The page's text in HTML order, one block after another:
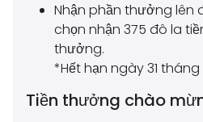
Nhận phần thưởng lên
chọn nhận 375 đô la
thưởng.
*Hết hạn ngày 31 tháng
Tiền thưởng chào